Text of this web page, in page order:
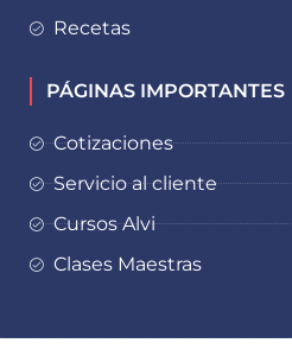
Recetas
PÁGINAS IMPORTANTES
Cotizaciones
Servicio al cliente
Cursos Alvi
Clases Maestras